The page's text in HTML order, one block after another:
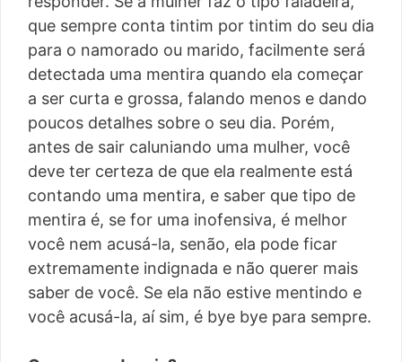
que sempre conta tintim por tintim do seu dia
para o namorado ou marido, facilmente será
detectada uma mentira quando ela começar
a ser curta e grossa, falando menos e dando
poucos detalhes sobre o seu dia. Porém,
antes de sair caluniando uma mulher, você
deve ter certeza de que ela realmente está
contando uma mentira, e saber que tipo de
mentira é, se for uma inofensiva, é melhor
você nem acusá-la, senão, ela pode ficar
extremamente indignada e não querer mais
saber de você. Se ela não estive mentindo e
você acusá-la, aí sim, é bye bye para sempre.